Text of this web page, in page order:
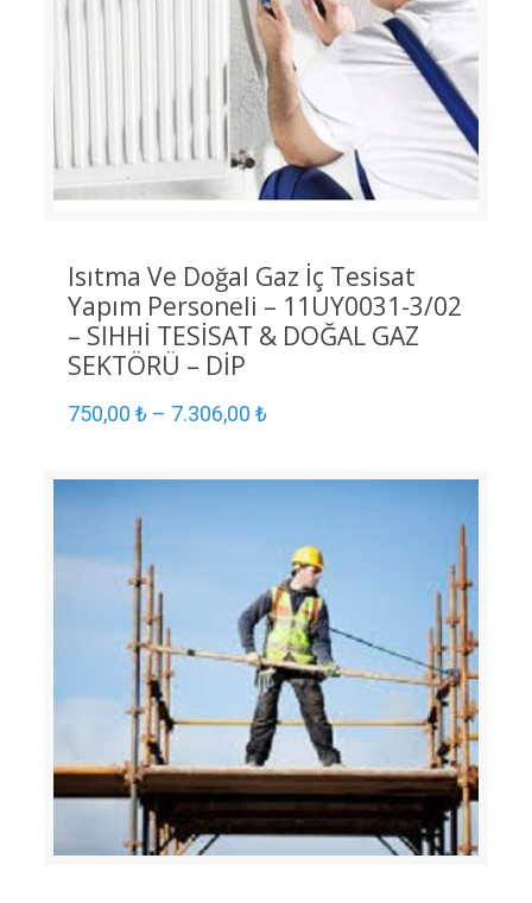
Isıtma Ve Doğal Gaz İç Tesisat
Yapım Personeli – 11UY0031-3/02
– SIHHİ TESİSAT & DOĞAL GAZ
SEKTÖRÜ – DİP
750,00 ₺– 7.306,00 ₺